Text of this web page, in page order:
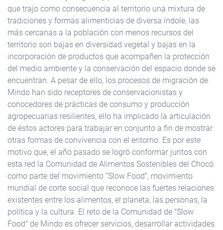
que trajo como consecuencia al territorio una mixtura de
tradiciones y formas alimenticias de diversa índole, las
más cercanas a la población con menos recursos del
territorio son bajas en diversidad vegetal y bajas en la
incorporación de productos que acompañen la protección
del medio ambiente y la conservación del espacio donde se
encuentran. A pesar de ello, los procesos de migración de
Mindo han sido receptores de conservacionistas y
conocedores de prácticas de consumo y producción
agropecuarias resilientes, ello ha implicado la articulación
de éstos actores para trabajar en conjunto a fin de mostrar
otras formas de convivencia con el entorno. Es por este
motivo que, el año pasado se logró conformar juntos con
esta red la Comunidad de Alimentos Sostenibles del Chocó
como parte del movimiento "Slow Food", movimiento
mundial de corte social que reconoce las fuertes relaciones
existentes entre los alimentos, el planeta, las personas, la
política y la cultura. El reto de la Comunidad de "Slow
Food" de Mindo es ofrecer servicios, desarrollar actividades